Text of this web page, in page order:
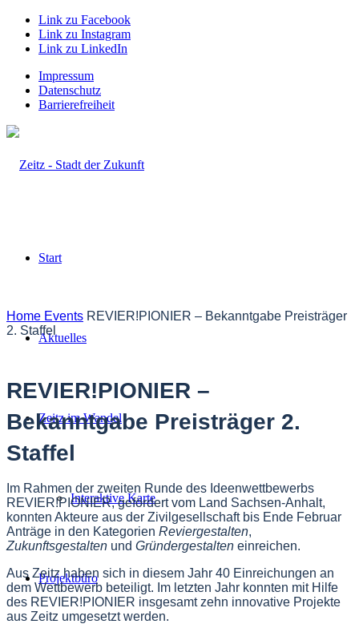
Link zu Facebook
Link zu Instagram
Link zu LinkedIn
Impressum
Datenschutz
Barrierefreiheit
Start
Aktuelles
Zeitz im Wandel
Interaktive Karte
Projektbüro
Home Events REVIER!PIONIER – Bekanntgabe Preisträger
2. Staffel
REVIER!PIONIER –
Bekanntgabe Preisträger 2.
Staffel
Im Rahmen der zweiten Runde des Ideenwettbewerbs
REVIER!PIONIER, gefördert vom Land Sachsen-Anhalt,
konnten Akteure aus der Zivilgesellschaft bis Ende Februar
Anträge in den Kategorien Reviergestalten,
Zukunftsgestalten und Gründergestalten einreichen.
Aus Zeitz haben sich in diesem Jahr 40 Einreichungen an
dem Wettbewerb beteiligt. Im letzten Jahr konnten mit Hilfe
des REVIER!PIONIER insgesamt zehn innovative Projekte
aus Zeitz umgesetzt werden.